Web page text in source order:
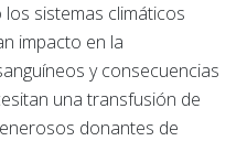
sistemas climáticos
impacto en la
y consecuencias
una transfusión de
donantes de